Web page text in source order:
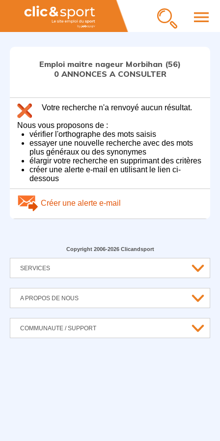
menu
Emploi maitre nageur Morbihan (56)
0 ANNONCES A CONSULTER
Votre recherche n'a renvoyé aucun résultat.
Nous vous proposons de :
vérifier l'orthographe des mots saisis
essayer une nouvelle recherche avec des mots
plus généraux ou des synonymes
élargir votre recherche en supprimant des critères
créer une alerte e-mail en utilisant le lien ci-
dessous
Créer une alerte e-mail
Copyright 2006-2026 Clicandsport
SERVICES
A PROPOS DE NOUS
COMMUNAUTE / SUPPORT